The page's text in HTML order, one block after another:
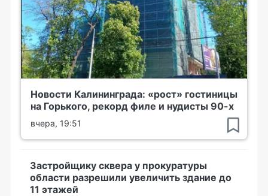
Новости Калининграда: «рост» гостиницы
на Горького, рекорд филе и нудисты 90-х
вчера, 19:51
Застройщику сквера у прокуратуры
области разрешили увеличить здание до
11 этажей